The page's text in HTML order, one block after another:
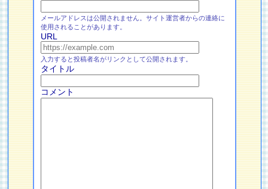
メールアドレスは公開されません。サイト運営者からの連絡に
使用されることがあります。
URL
入力すると投稿者名がリンクとして公開されます。
タイトル
コメント